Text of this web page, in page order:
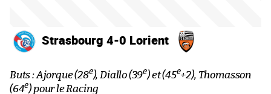
Strasbourg 4-0 Lorient
Buts : Ajorque (28e), Diallo (39e) et (45e+2), Thomasson
(64e) pour le Racing